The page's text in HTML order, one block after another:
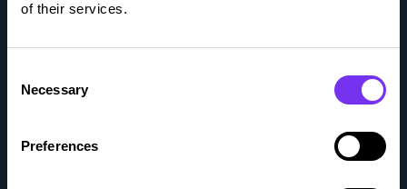
of their services.
Selection
Necessary
Preferences